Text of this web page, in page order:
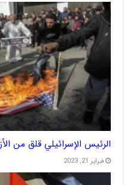
الرئيس الإسرائيلي قلق من
فبراير 21, 2023